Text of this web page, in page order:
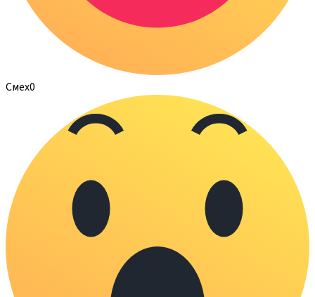
Смех0